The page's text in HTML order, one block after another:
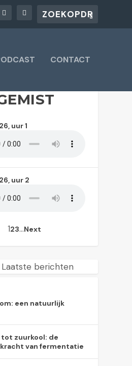
CONTACT
uur 1
uur 2
123…Next
Laatste berichten
een natuurlijk
tot zuurkool: de
van fermentatie